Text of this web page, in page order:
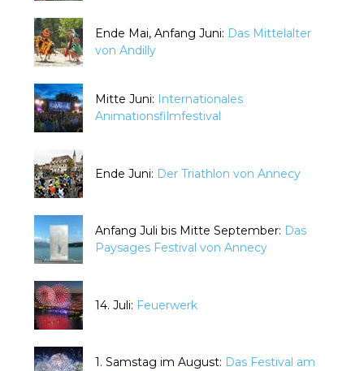
Ende Mai, Anfang Juni: Das Mittelalter
von Andilly
Mitte Juni: Internationales
Animationsfilmfestival
Ende Juni: Der Triathlon von Annecy
Anfang Juli bis Mitte September: Das
Paysages Festival von Annecy
14. Juli: Feuerwerk
1. Samstag im August: Das Festival am